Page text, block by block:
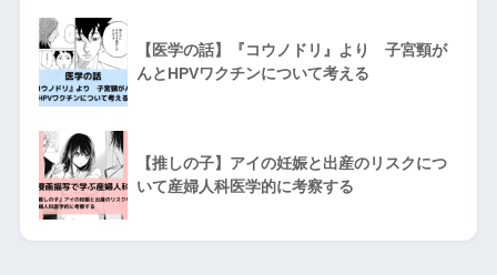
【医学の話】『コウノドリ』より 子宮頸が
んとHPVワクチンについて考える
【推しの子】アイの妊娠と出産のリスクにつ
いて産婦人科医学的に考察する